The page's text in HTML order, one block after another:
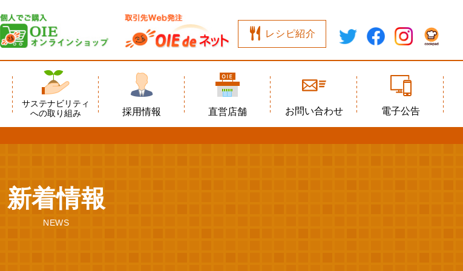
レシピ紹介
サステナビリティ
への取り組み
採用情報 直営店舗 お問い合わせ 電子公告
新着情報
NEWS